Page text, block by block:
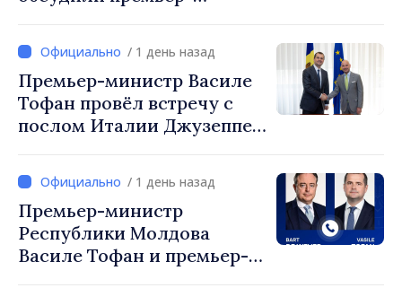
посол Турции Уйгар
Мустафа Сертел/ 1 день назад
Премьер-министр Василе
Тофан провёл встречу с
послом Италии Джузеппе
/ 1 день назад
Премьер-министр
Республики Молдова
Василе Тофан и премьер-